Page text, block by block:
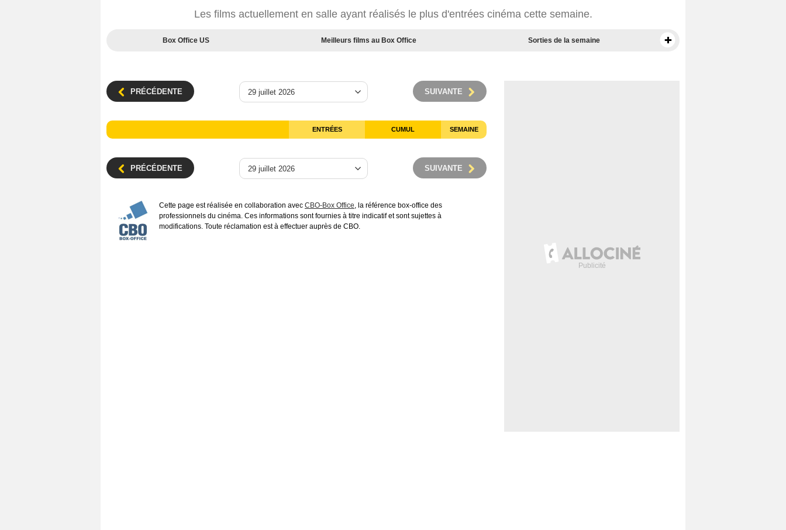
Les films actuellement en salle ayant réalisés le plus d'entrées cinéma cette semaine.
Box Office US Meilleurs films au Box Office Sorties de la semaine
PRÉCÉDENTE SUIVANTE
ENTRÉES CUMUL SEMAINE
PRÉCÉDENTE SUIVANTE
Cette page est réalisée en collaboration avec CBO-Box Office, la référence box-office des
professionnels du cinéma. Ces informations sont fournies à titre indicatif et sont sujettes à
modifications. Toute réclamation est à effectuer auprès de CBO.